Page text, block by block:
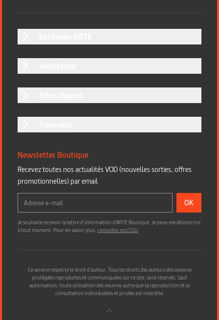
Newsletter Boutique
Recevez toutes nos actualités VOD (nouvelles sorties, offres
promotionnelles) par email
OK
Je souhaite recevoir la lettre d’information d'ARTE Boutique. Je peux me désinscrire
à tout moment. Pour en savoir plus,consultez nos CGU.
Ce service respecte le droit d’auteur. Tous les droits des auteurs des oeuvres
protégées reproduites et communiquées sur ce site, sont réservés. Sauf
autorisation, toute utilisation des oeuvres autre que la reproduction et la
consultation individuelles et privées est interdite.